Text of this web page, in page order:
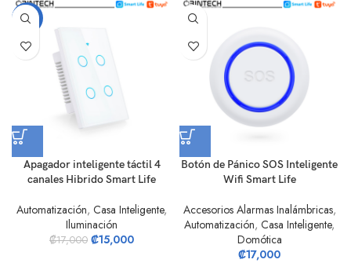
-12%
Apagador inteligente táctil 4
canales Hibrido Smart Life
Automatización, Casa Inteligente,
Iluminación
₡17,000 ₡15,000
Botón de Pánico SOS Inteligente
Wifi Smart Life
Accesorios Alarmas Inalámbricas,
Automatización, Casa Inteligente,
Domótica
₡17,000